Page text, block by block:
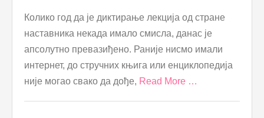
Колико год да је диктирање лекција од стране
наставника некада имало смисла, данас је
апсолутно превазиђено. Раније нисмо имали
интернет, до стручних књига или енциклопедија
није могао свако да дође, Read More …